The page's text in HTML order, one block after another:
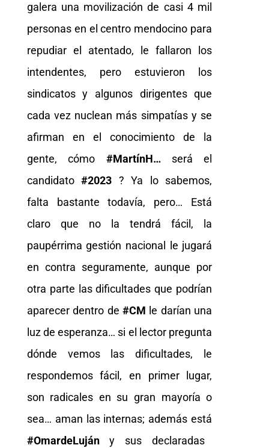
galera una movilización de casi 4 mil
personas en el centro mendocino para
repudiar el atentado, le fallaron los
intendentes, pero estuvieron los
sindicatos y algunos dirigentes que
cada vez nuclean más simpatías y se
afirman en el conocimiento de la
gente, cómo #MartínH… será el
candidato#2023 ? Ya lo sabemos,
falta bastante todavía, pero… Está
claro que no la tendrá fácil, la
paupérrima gestión nacional le jugará
en contra seguramente, aunque por
otra parte las dificultades que podrían
aparecer dentro de #CM le darían una
luz de esperanza… si el lector pregunta
dónde vemos las dificultades, le
respondemos fácil, en primer lugar,
son radicales en su gran mayoría o
sea… aman las internas; además está
#OmardeLujány sus declaradas